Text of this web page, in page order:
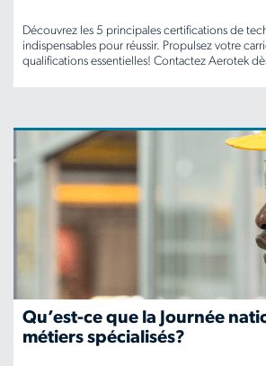
Découvrez les 5 principales certifications de
indispensables pour réussir. Propulsez votre
qualifications essentielles! Contactez Aerotek
ca/
need-
to-
Qu’est-ce que la Journée
métiers spécialisés?